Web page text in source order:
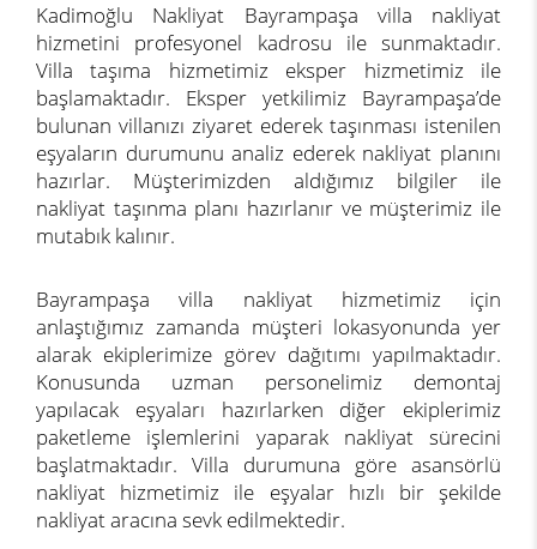
Kadimoğlu Nakliyat Bayrampaşa villa nakliyat
hizmetini profesyonel kadrosu ile sunmaktadır.
Villa taşıma hizmetimiz eksper hizmetimiz ile
başlamaktadır. Eksper yetkilimiz Bayrampaşa’de
bulunan villanızı ziyaret ederek taşınması istenilen
eşyaların durumunu analiz ederek nakliyat planını
hazırlar. Müşterimizden aldığımız bilgiler ile
nakliyat taşınma planı hazırlanır ve müşterimiz ile
mutabık kalınır.
Bayrampaşa villa nakliyat hizmetimiz için
anlaştığımız zamanda müşteri lokasyonunda yer
alarak ekiplerimize görev dağıtımı yapılmaktadır.
Konusunda uzman personelimiz demontaj
yapılacak eşyaları hazırlarken diğer ekiplerimiz
paketleme işlemlerini yaparak nakliyat sürecini
başlatmaktadır. Villa durumuna göre asansörlü
nakliyat hizmetimiz ile eşyalar hızlı bir şekilde
nakliyat aracına sevk edilmektedir.